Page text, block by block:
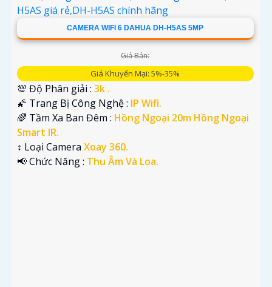
và dịch vụ hỗ trợ sau bán hàng tốt.
CAMERA WIFI 6 DAHUA DH-H5AS 5MP
Giá Bán:
Giá Khuyến Mại: 5%-35%
💯 Độ Phân giải : 3k .
🌠 Trang Bị Công Nghệ : IP Wifi.
🌈 Tầm Xa Ban Đêm : Hồng Ngoại 20m Hồng Ngoại
Smart IR.
↕️ Loại Camera Xoay 360.
️📢 Chức Năng : Thu Âm Và Loa.